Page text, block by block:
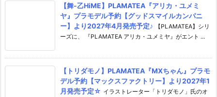
【舞-乙HiME】PLAMATEA『アリカ・ユメミ
ヤ』プラモデル予約【グッドスマイルカンパニ
ー】より2027年4月発売予定♪
【PLAMATEA】シリ
ーズに、 『PLAMATEA アリカ・ユメミヤ』がエント ...
【トリダモノ】PLAMATEA『MXちゃん』プラモ
デル予約【マックスファクトリー】より2027年1
月発売予定☆ イラストレーター「トリダモノ」氏のオ